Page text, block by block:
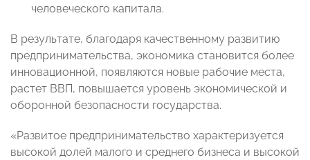
человеческого капитала.
В результате, благодаря качественному развитию
предпринимательства, экономика становится более
инновационной, появляются новые рабочие места,
растет ВВП, повышается уровень экономической и
оборонной безопасности государства.
«Развитое предпринимательство характеризуется
высокой долей малого и среднего бизнеса и высокой